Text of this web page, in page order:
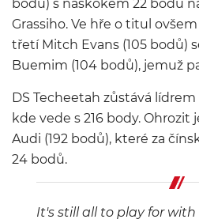
bodů) s náskokem 22 bodů
Grassiho. Ve hře o titul
třetí Mitch Evans (105 bodů)
Buemim (104 bodů), jemuž
DS Techeetah zůstává
kde vede s 216 body. Ohrozit
Audi (192 bodů), které za
24 bodů.
It's still all to play for with